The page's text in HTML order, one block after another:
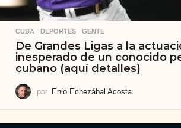
CUBA ,DEPORTES ,GENTE
De Grandes Ligas a la
inesperado de un conocido
cubano (aquí detalles)
por Enio Echezábal Acosta